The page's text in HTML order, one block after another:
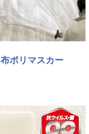
布ポリマスカー